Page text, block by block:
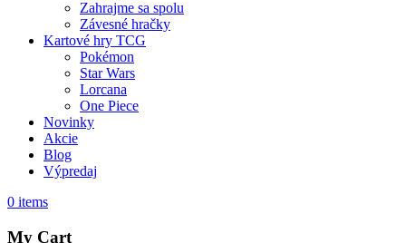
Zahrajme sa spolu
Závesné hračky
Kartové hry TCG
Pokémon
Star Wars
Lorcana
One Piece
Novinky
Akcie
Blog
Výpredaj
0 items
My Cart